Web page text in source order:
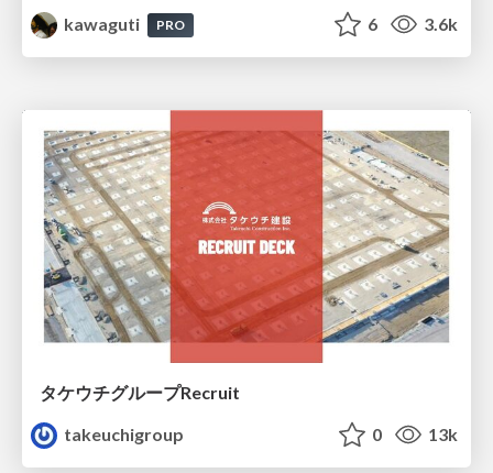
kawaguti
PRO 6 3.6k
タケウチグループRecruit
takeuchigroup
0 13k